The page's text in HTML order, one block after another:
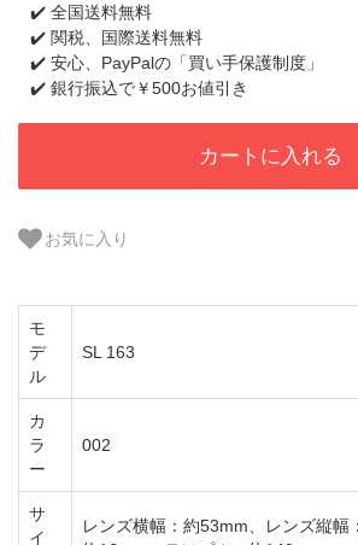
✔️ 全国送料無料
✔️ 関税、国際送料無料
✔️ 安心、PayPalの「買い手保護制度」
✔️ 銀行振込で￥500お値引き
カートに入れる
お気に入り
モ
デ
ル
SL 163
カ
ラ
ー
002
サ
イ
レンズ横幅：約53mm、レンズ縦幅